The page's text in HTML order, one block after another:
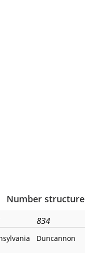
Number structure
834
Duncannon